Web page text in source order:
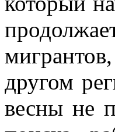
другом
весны не